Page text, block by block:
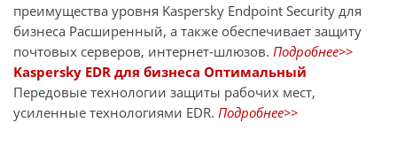
преимущества уровня Kaspersky Endpoint Security для
бизнеса Расширенный, а также обеспечивает защиту
почтовых серверов, интернет-шлюзов. Подробнее>>
Kaspersky EDR для бизнеса Оптимальный
Передовые технологии защиты рабочих мест,
усиленные технологиями EDR. Подробнее>>